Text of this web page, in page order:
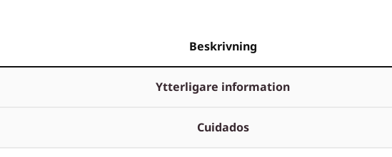
Beskrivning
Ytterligare information
Cuidados